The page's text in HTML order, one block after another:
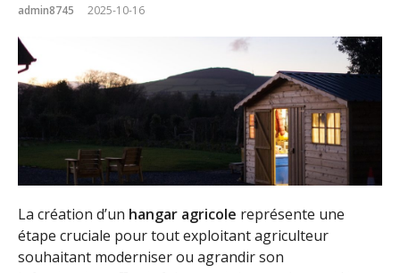
admin8745 2025-10-16
La création d’un hangar agricole représente une
étape cruciale pour tout exploitant agriculteur
souhaitant moderniser ou agrandir son